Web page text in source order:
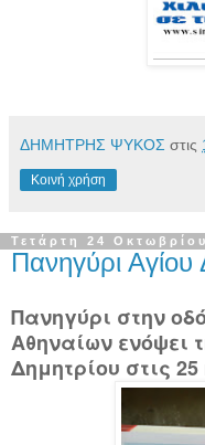
ΔΗΜΗΤΡΗΣ ΨΥΚΟΣ στις
Κοινή χρήση
Τετάρτη 24
Πανηγύρι
Πανηγύρι στην
Αθηναίων ενόψει
Δημητρίου στις